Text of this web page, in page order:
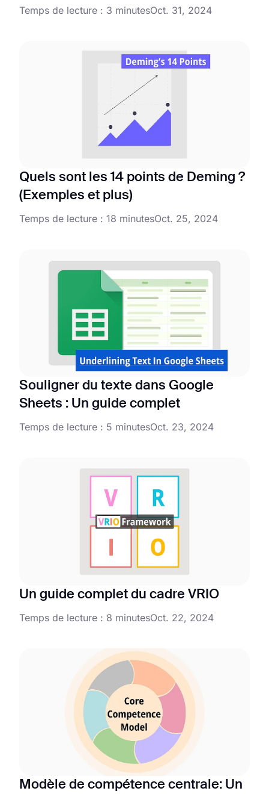
Temps de lecture : 3 minutesOct. 31, 2024
Quels sont les 14 points de Deming ?
(Exemples et plus)
Temps de lecture : 18 minutesOct. 25, 2024
Souligner du texte dans Google
Sheets : Un guide complet
Temps de lecture : 5 minutesOct. 23, 2024
Un guide complet du cadre VRIO
Temps de lecture : 8 minutesOct. 22, 2024
Modèle de compétence centrale: Un